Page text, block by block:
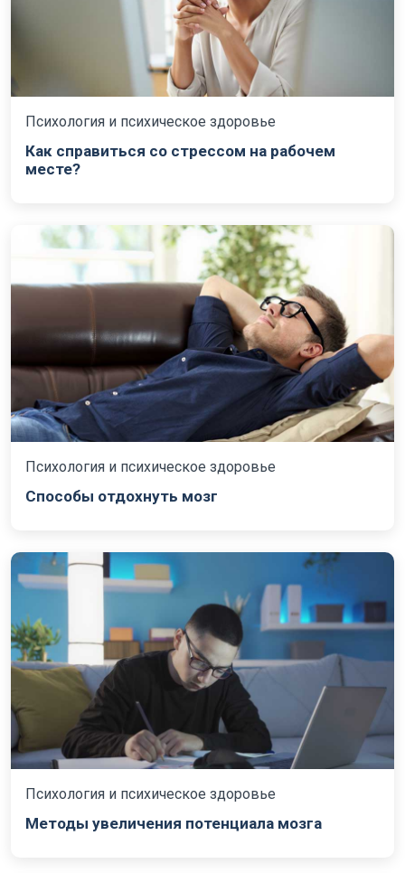
Психология и психическое здоровье
Как справиться со стрессом на рабочем
месте?
Психология и психическое здоровье
Способы отдохнуть мозг
Психология и психическое здоровье
Методы увеличения потенциала мозга